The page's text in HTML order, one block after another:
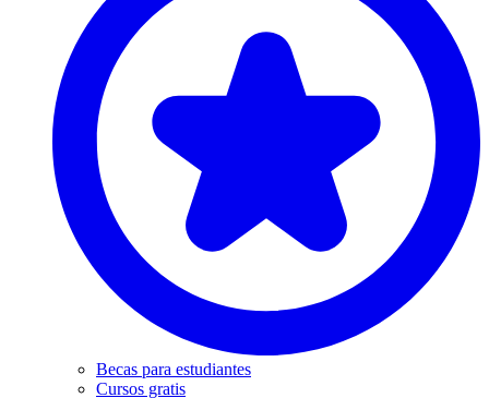
Becas para estudiantes
Cursos gratis